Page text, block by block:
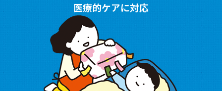
医療的ケアに対応